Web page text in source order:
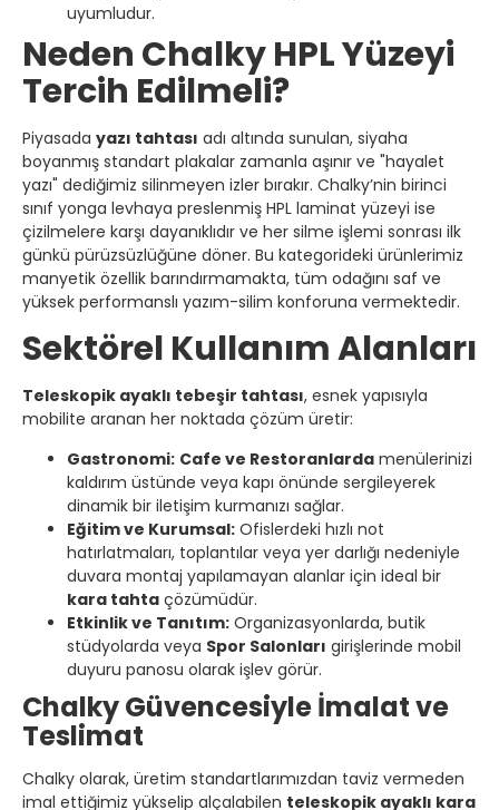
uyumludur.
Neden Chalky HPL Yüzeyi
Tercih Edilmeli?
Piyasada yazı tahtası adı altında sunulan, siyaha
boyanmış standart plakalar zamanla aşınır ve "hayalet
yazı" dediğimiz silinmeyen izler bırakır. Chalky’nin birinci
sınıf yonga levhaya preslenmiş HPL laminat yüzeyi ise
çizilmelere karşı dayanıklıdır ve her silme işlemi sonrası ilk
günkü pürüzsüzlüğüne döner. Bu kategorideki ürünlerimiz
manyetik özellik barındırmamakta, tüm odağını saf ve
yüksek performanslı yazım-silim konforuna vermektedir.
Sektörel Kullanım Alanları
Teleskopik ayaklı tebeşir tahtası, esnek yapısıyla
mobilite aranan her noktada çözüm üretir:
Gastronomi: Cafe ve Restoranlarda menülerinizi
kaldırım üstünde veya kapı önünde sergileyerek
dinamik bir iletişim kurmanızı sağlar.
Eğitim ve Kurumsal: Ofislerdeki hızlı not
hatırlatmaları, toplantılar veya yer darlığı nedeniyle
duvara montaj yapılamayan alanlar için ideal bir
kara tahta çözümüdür.
Etkinlik ve Tanıtım: Organizasyonlarda, butik
stüdyolarda veya Spor Salonları girişlerinde mobil
duyuru panosu olarak işlev görür.
Chalky Güvencesiyle İmalat ve
Teslimat
Chalky olarak, üretim standartlarımızdan taviz vermeden
imal ettiğimiz yükselip alçalabilen teleskopik ayaklı kara